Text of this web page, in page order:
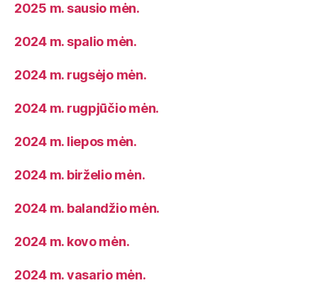
2025 m. sausio mėn.
2024 m. spalio mėn.
2024 m. rugsėjo mėn.
2024 m. rugpjūčio mėn.
2024 m. liepos mėn.
2024 m. birželio mėn.
2024 m. balandžio mėn.
2024 m. kovo mėn.
2024 m. vasario mėn.